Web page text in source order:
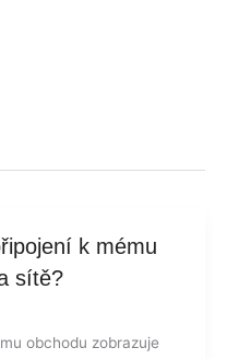
k mému
sítě?
obchodu zobrazuje